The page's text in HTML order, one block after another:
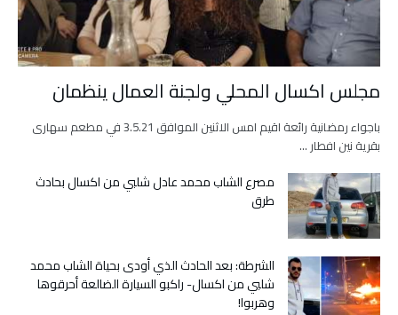
مجلس اكسال المحلي ولجنة العمال ينظمان
باجواء رمضانية رائعة اقيم امس الاثنين الموافق 3.5.21 في مطعم سهارى
بقرية نين افطار …
مصرع الشاب محمد عادل شلبي من اكسال بحادث
طرق
الشرطة: بعد الحادث الذي أودى بحياة الشاب محمد
شلبي من اكسال- راكبو السيارة الضالعة أحرقوها
وهربوا!